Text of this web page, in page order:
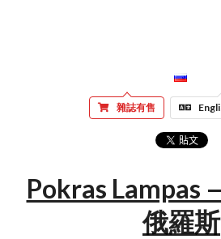
雜誌有售
Pokras Lampas
俄羅斯